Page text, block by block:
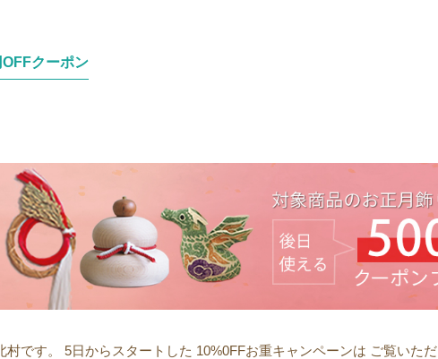
クーポン
です。 5日からスタートした 10%0FFお重キャンペーンは ご覧いただ